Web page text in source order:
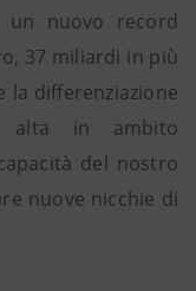
un nuovo record
37 miliardi in più
la differenziazione
in ambito
del nostro
nuove nicchie di